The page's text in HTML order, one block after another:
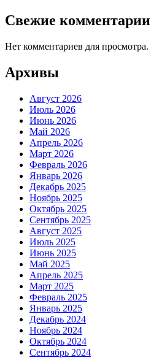
Свежие комментарии
Нет комментариев для просмотра.
Архивы
Август 2026
Июль 2026
Июнь 2026
Май 2026
Апрель 2026
Март 2026
Февраль 2026
Январь 2026
Декабрь 2025
Ноябрь 2025
Октябрь 2025
Сентябрь 2025
Август 2025
Июль 2025
Июнь 2025
Май 2025
Апрель 2025
Март 2025
Февраль 2025
Январь 2025
Декабрь 2024
Ноябрь 2024
Октябрь 2024
Сентябрь 2024